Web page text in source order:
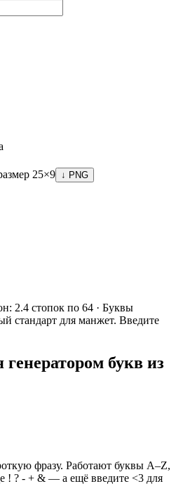
25×9 ↓ PNG
2.4 стопок по 64 · Буквы
стандарт для манжет. Введите
генератором букв из
фразу. Работают буквы A–Z,
! ? - + & — а ещё введите <3 для